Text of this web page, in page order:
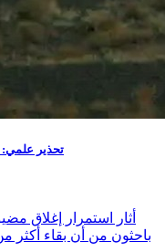
تحذير علمي:
أثار استمرار إغلاق